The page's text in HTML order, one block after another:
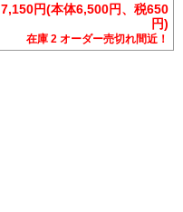
7,150円(本体6,500円、税650
円)
在庫 2 オーダー売切れ間近！